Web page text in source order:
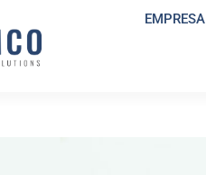
EMPRESA